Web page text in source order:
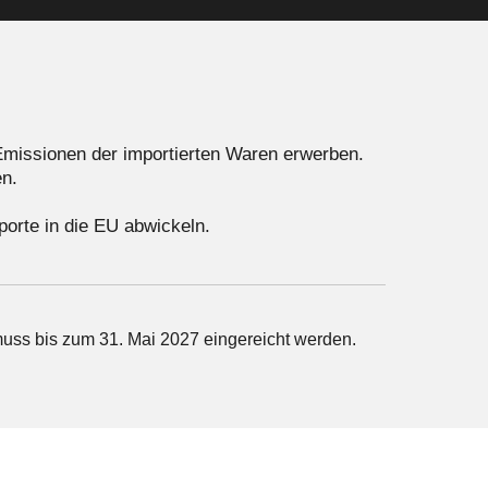
l
i
der importierten Waren erwerben.
in die EU abwickeln.
bis zum 31. Mai 2027 eingereicht werden.